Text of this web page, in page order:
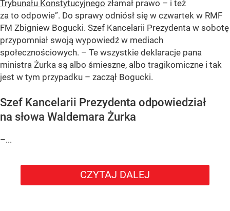
Trybunału Konstytucyjnego złamał prawo – i też
za to odpowie”. Do sprawy odniósł się w czwartek w RMF
FM Zbigniew Bogucki. Szef Kancelarii Prezydenta w sobotę
przypomniał swoją wypowiedź w mediach
społecznościowych. – Te wszystkie deklaracje pana
ministra Żurka są albo śmieszne, albo tragikomiczne i tak
jest w tym przypadku – zaczął Bogucki.
Szef Kancelarii Prezydenta odpowiedział
na słowa Waldemara Żurka
–...
CZYTAJ DALEJ